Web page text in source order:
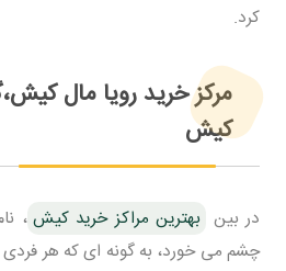
کرد.
مرکز خرید رویا مال
کیش
در بین بهترین مراکز خرید کیش ،
چشم می خورد، به گونه ای که هر